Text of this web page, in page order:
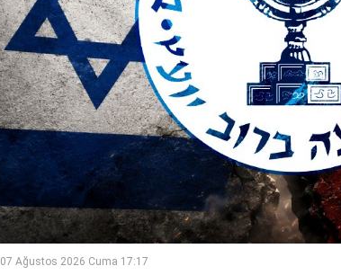
07 Ağustos 2026 Cuma 17:17